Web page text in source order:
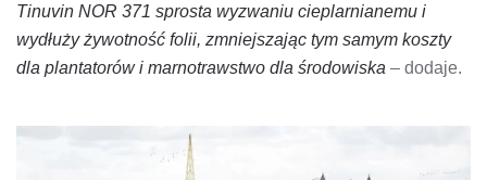
Tinuvin NOR 371 sprosta wyzwaniu cieplarnianemu i
wydłuży żywotność folii, zmniejszając tym samym koszty
dla plantatorów i marnotrawstwo dla środowiska – dodaje.